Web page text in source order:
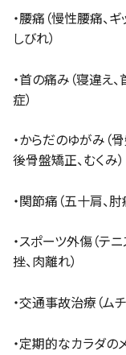
・腰痛（慢性腰痛、
しびれ）
・首の痛み（寝違え
症）
・からだのゆがみ（
後骨盤矯正、むくみ）
・関節痛（五十肩、
・スポーツ外傷（テ
挫、肉離れ）
・交通事故治療（ム
・定期的なカラダの